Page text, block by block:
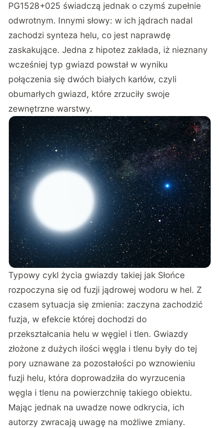
PG1528+025 świadczą jednak o czymś zupełnie
odwrotnym. Innymi słowy: w ich jądrach nadal
zachodzi synteza helu, co jest naprawdę
zaskakujące. Jedna z hipotez zakłada, iż nieznany
wcześniej typ gwiazd powstał w wyniku
połączenia się dwóch białych karłów, czyli
obumarłych gwiazd, które zrzuciły swoje
zewnętrzne warstwy.
Typowy cykl życia gwiazdy takiej jak Słońce
rozpoczyna się od fuzji jądrowej wodoru w hel. Z
czasem sytuacja się zmienia: zaczyna zachodzić
fuzja, w efekcie której dochodzi do
przekształcania helu w węgiel i tlen. Gwiazdy
złożone z dużych ilości węgla i tlenu były do tej
pory uznawane za pozostałości po wznowieniu
fuzji helu, która doprowadziła do wyrzucenia
węgla i tlenu na powierzchnię takiego obiektu.
Mając jednak na uwadze nowe odkrycia, ich
autorzy zwracają uwagę na możliwe zmiany.